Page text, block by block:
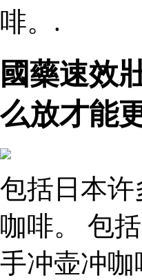
啡。.
國藥速效
么放才能
包括日本
咖啡。 包
手冲壶冲